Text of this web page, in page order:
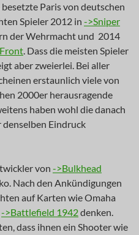
besetzte Paris von deutschen
Spieler 2012 in ->Sniper
der Wehrmacht und 2014
. Dass die meisten Spieler
aber zweierlei. Bei aller
erstaunlich viele von
2000er herausragende
haben wohl die danach
denselben Eindruck
von ->Bulkhead
Nach den Ankündigungen
auf Karten wie Omaha
->Battlefield 1942denken.
dass ihnen ein Shooter wie